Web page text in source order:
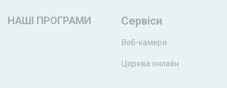
НАШІ ПРОГРАМИ Сервіси
Веб-камери
Церква онлайн